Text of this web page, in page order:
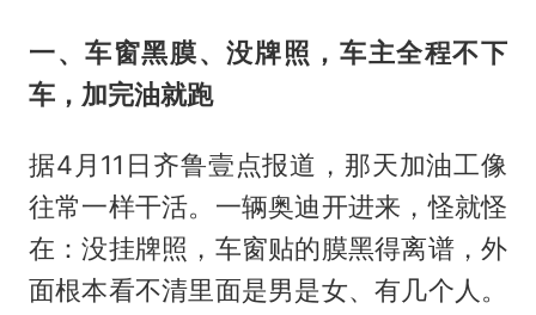
一、车窗黑膜、没牌照，车主全程不下
车，加完油就跑
据4月11日齐鲁壹点报道，那天加油工像
往常一样干活。一辆奥迪开进来，怪就怪
在：没挂牌照，车窗贴的膜黑得离谱，外
面根本看不清里面是男是女、有几个人。